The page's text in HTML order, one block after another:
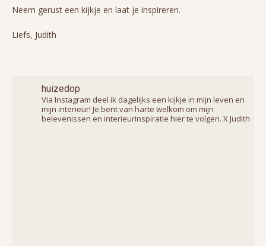
Neem gerust een kijkje en laat je inspireren.
Liefs, Judith
huizedop
Via Instagram deel ik dagelijks een kijkje in mijn leven en
mijn interieur! Je bent van harte welkom om mijn
belevenissen en interieurinspiratie hier te volgen. X Judith